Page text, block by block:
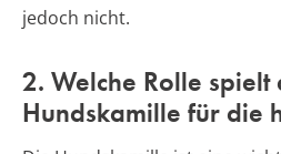
jedoch nicht.
2. Welche Rolle spielt
Hundskamille für die